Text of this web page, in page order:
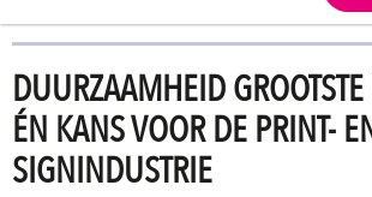
DUURZAAMHEID
ÉN KANS VOOR DE PRINT-
SIGNINDUSTRIE